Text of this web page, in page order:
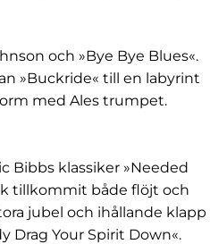
och »Bye Bye Blues«.
»Buckride« till en labyrint
med Ales trumpet.
Bibbs klassiker »Needed
tillkommit både flöjt och
jubel och ihållande klapp
Drag Your Spirit Down«.